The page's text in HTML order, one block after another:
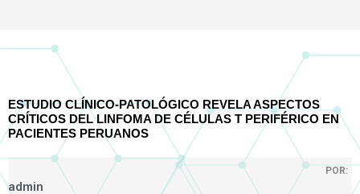
ESTUDIO CLÍNICO-PATOLÓGICO REVELA ASPECTOS
CRÍTICOS DEL LINFOMA DE CÉLULAS T PERIFÉRICO EN
PACIENTES PERUANOS
POR:
admin